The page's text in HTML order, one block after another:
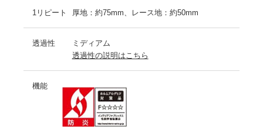
1リピート 厚地：約75mm、レース地：約50mm
透過性
ミディアム
透過性の説明はこちら
機能